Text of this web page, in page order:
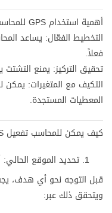
أهمية استخدام GPS للمحاسب
التخطيط الفعّال: يساعد
فعلاً.
تحقيق التركيز: يمنع التشتت
التكيف مع المتغيرات:
المعطيات المستجدة.
كيف يمكن للمحاسب تفعيل GPS الخاص به؟
تحديد الموقع الحالي:
قبل التوجه نحو أي هدف،
ويتحقق ذلك عبر: